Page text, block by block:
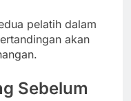
pelatih dalam
akan
Sebelum